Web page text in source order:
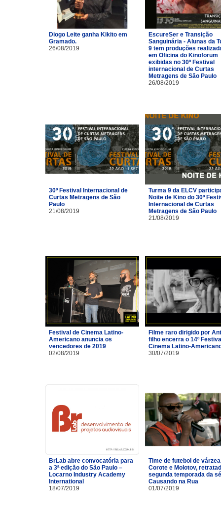
Diogo Leite ganha Kikito em
Gramado.
26/08/2019
EscureSer e Transição
Sanguinária - Alunas da
9 tem produções
em Oficina do Kinoforum
exibidas no 30º Festival
internacional de Curtas
Metragens de São Paulo
26/08/2019
30º Festival Internacional de
Curtas Metragens de São
Paulo
21/08/2019
Turma 9 da ELCV
Noite de Kino do 30º
Internacional de Curtas
Metragens de São Paulo
21/08/2019
Festival de Cinema Latino-
Americano anuncia os
vencedores de 2019
02/08/2019
Filme raro dirigido por
filho encerra o 14º
Cinema Latino-
30/07/2019
BrLab abre convocatória para
a 3ª edição do São Paulo –
Locarno Industry Academy
International
18/07/2019
Time de futebol de
Corote e Molotov,
segunda temporada da
Causando na Rua
01/07/2019